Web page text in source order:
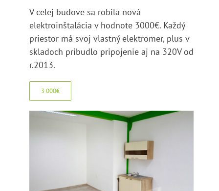
V celej budove sa robila nová
elektroinštalácia v hodnote 3000€. Každý
priestor má svoj vlastný elektromer, plus v
skladoch pribudlo pripojenie aj na 320V od
r.2013.
3 000€